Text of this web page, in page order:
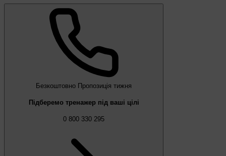
Безкоштовно Пропозиція тижня
Підберемо тренажер під ваші цілі
0 800 330 295